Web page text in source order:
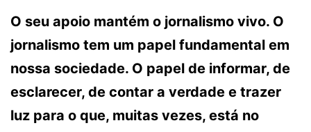
O seu apoio mantém o jornalismo vivo. O
jornalismo tem um papel fundamental em
nossa sociedade. O papel de informar, de
esclarecer, de contar a verdade e trazer
luz para o que, muitas vezes, está no